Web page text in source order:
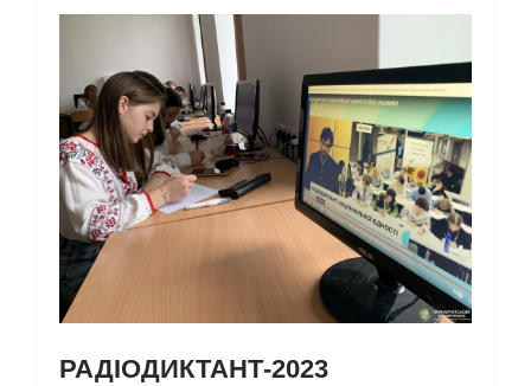
РАДІОДИКТАНТ-2023